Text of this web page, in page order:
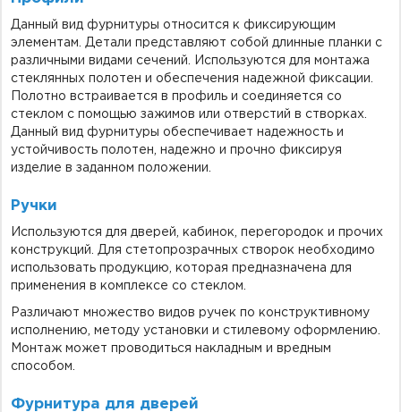
Данный вид фурнитуры относится к фиксирующим
элементам. Детали представляют собой длинные планки с
различными видами сечений. Используются для монтажа
стеклянных полотен и обеспечения надежной фиксации.
Полотно встраивается в профиль и соединяется со
стеклом с помощью зажимов или отверстий в створках.
Данный вид фурнитуры обеспечивает надежность и
устойчивость полотен, надежно и прочно фиксируя
изделие в заданном положении.
Ручки
Используются для дверей, кабинок, перегородок и прочих
конструкций. Для стетопрозрачных створок необходимо
использовать продукцию, которая предназначена для
применения в комплексе со стеклом.
Различают множество видов ручек по конструктивному
исполнению, методу установки и стилевому оформлению.
Монтаж может проводиться накладным и вредным
способом.
Фурнитура для дверей